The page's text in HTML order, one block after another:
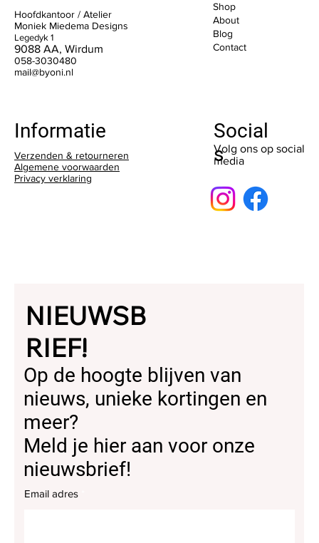
Verzenden & retourneren
Algemene voorwaarden
Privacy verklaring
Informatie
Op de hoogte blijven van
nieuws, unieke kortingen en
meer?
Meld je hier aan voor onze
nieuwsbrief!
Email adres
NIEUWSB
RIEF!
Hoofdkantoor / Atelier
Moniek Miedema Designs
Legedyk 1
9088 AA, Wirdum
058-3030480
mail@byoni.nl
Shop
About
Blog
Contact
Social
s
Volg ons op social
media